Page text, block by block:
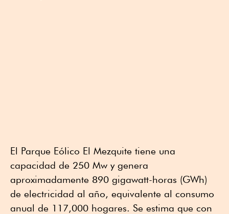
El Parque Eólico El Mezquite tiene una
capacidad de 250 Mw y genera
aproximadamente 890 gigawatt-horas (GWh)
de electricidad al año, equivalente al consumo
anual de 117,000 hogares. Se estima que con